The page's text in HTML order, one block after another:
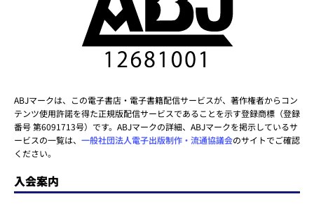
ABJマークは、この電子書店・電子書籍配信サービスが、著作権者からコン
テンツ使用許諾を得た正規版配信サービスであることを示す登録商標（登録
番号 第6091713号）です。ABJマークの詳細、ABJマークを掲示しているサ
ービスの一覧は、 一般社団法人電子出版制作・流通協議会のサイトでご確認
ください。
入会案内